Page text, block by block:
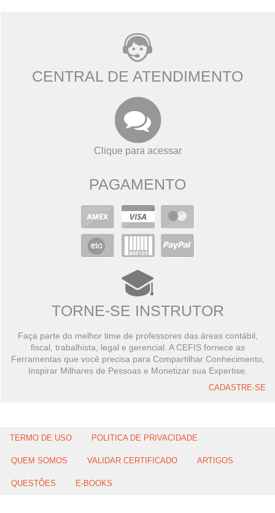
CENTRAL DE ATENDIMENTO
Clique para acessar
PAGAMENTO
TORNE-SE INSTRUTOR
Faça parte do melhor time de professores das áreas contábil,
fiscal, trabalhista, legal e gerencial. A CEFIS fornece as
Ferramentas que você precisa para Compartilhar Conhecimento,
Inspirar Milhares de Pessoas e Monetizar sua Expertise.
CADASTRE-SE
TERMO DE USO POLITICA DE PRIVACIDADE
QUEM SOMOS VALIDAR CERTIFICADO ARTIGOS
QUESTÕES E-BOOKS